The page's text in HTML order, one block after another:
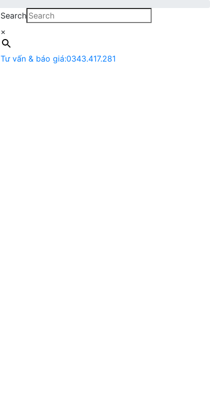
Search
×
Tư vấn & báo giá:0343.417.281